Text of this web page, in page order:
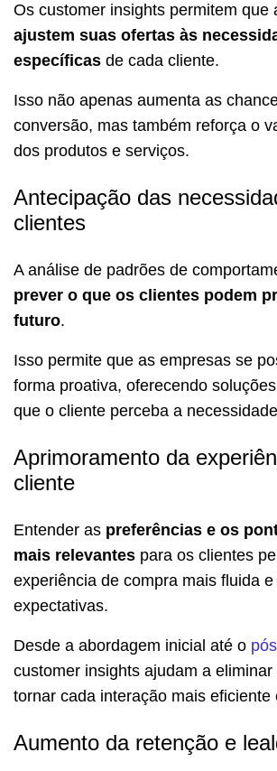
Os customer insights permitem que
ajustem suas ofertas às
específicas de cada cliente.
Isso não apenas aumenta as
conversão, mas também reforça o
dos produtos e serviços.
Antecipação das
clientes
A análise de padrões de
prever o que os clientes podem
futuro.
Isso permite que as empresas se
forma proativa, oferecendo
que o cliente perceba a
Aprimoramento da
cliente
Entender as preferências e os
mais relevantes para os clientes
experiência de compra mais fluida
expectativas.
Desde a abordagem inicial até o
customer insights ajudam a
tornar cada interação mais eficiente
Aumento da retenção e